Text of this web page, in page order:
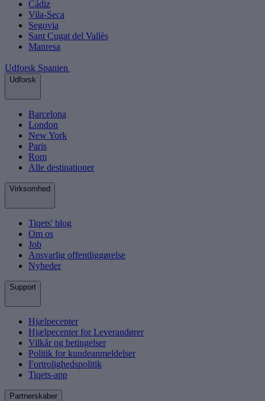
Cádiz
Vila-Seca
Segovia
Sant Cugat del Vallès
Manresa
Udforsk Spanien
Udforsk
Barcelona
London
New York
Paris
Rom
Alle destinationer
Virksomhed
Tiqets' blog
Om os
Job
Ansvarlig offentliggørelse
Nyheder
Support
Hjælpecenter
Hjælpecenter for Leverandører
Vilkår og betingelser
Politik for kundeanmeldelser
Fortrolighedspolitik
Tiqets-app
Partnerskaber